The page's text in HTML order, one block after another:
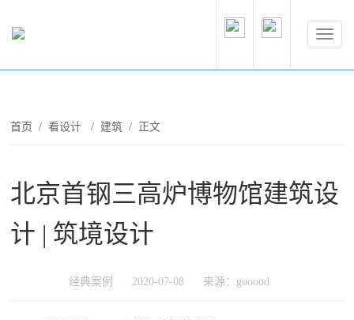
首页 /看设计 / 建筑 / 正文
北京首钢三高炉博物馆建筑设
计 | 筑境设计
经典案例 2020-07-08 来源：gooood